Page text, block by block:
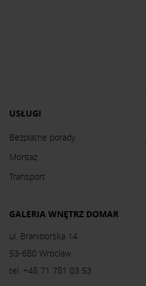
USŁUGI
Bezpłatne porady
Montaż
Transport
GALERIA WNĘTRZ DOMAR
ul. Braniborska 14
53-680 Wrocław
tel. +48 71 781 03 53